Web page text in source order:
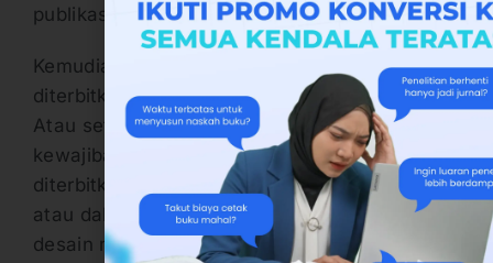
publikasi karya ilmiah.
Kemudian karya ilmiah tersebut harus
diterbitkan dalam jurnal nasional terakreditasi.
Atau setidaknya paling sedikit 1 (satu)
kewajiban publikasi karya ilmiah yang
diterbitkan dalam jurnal internasional, paten,
atau dalam karya seni monumental atau
desain monumental dalam kurun waktu 3